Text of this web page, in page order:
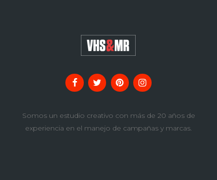
Somos un estudio creativo con más de 20 años de
experiencia en el manejo de campañas y marcas.